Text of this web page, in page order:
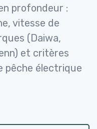
profondeur :
vitesse de
(Daiwa,
et critères
pêche électrique